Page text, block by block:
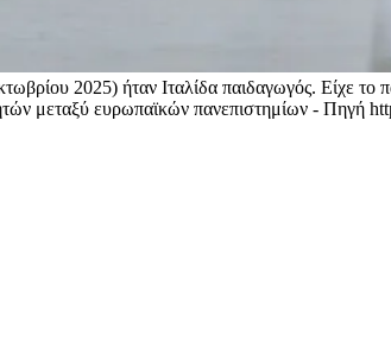
2025) ήταν Ιταλίδα παιδαγωγός. Είχε
μεταξύ ευρωπαϊκών πανεπιστημίων - Πηγή